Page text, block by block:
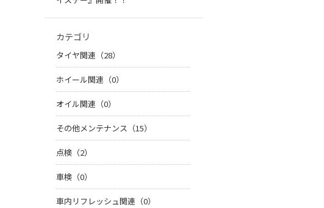
カテゴリ
タイヤ関連（28）
ホイール関連（0）
オイル関連（0）
その他メンテナンス（15）
点検（2）
車検（0）
車内リフレッシュ関連（0）